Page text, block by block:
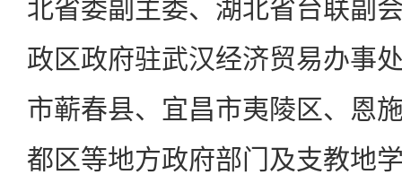
北省委副主委、湖北省台联副
政区政府驻武汉经济贸易办事
市蕲春县、宜昌市夷陵区、恩
都区等地方政府部门及支教地